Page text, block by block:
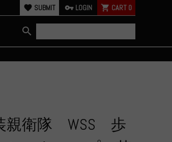
favorite SUBMIT vpn_key LOGIN shopping_cart CART 0
search
親衛隊 WSS 歩